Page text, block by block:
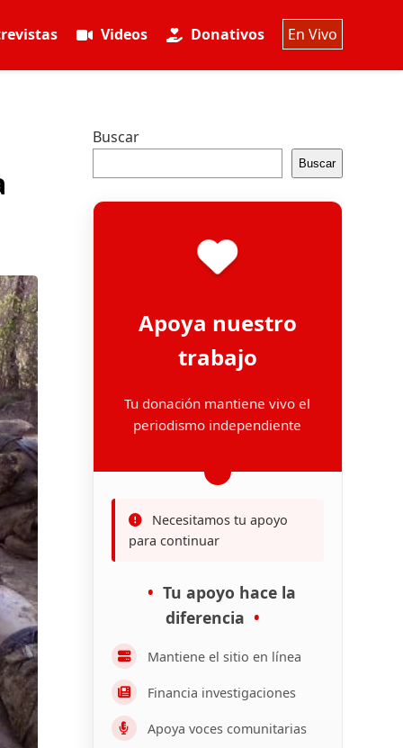
Videos Donativos En Vivo
Buscar
Buscar
Apoya nuestro
trabajo
Tu donación mantiene vivo el
periodismo independiente
Necesitamos tu apoyo
para continuar
Tu apoyo hace la
diferencia
Mantiene el sitio en línea
Financia investigaciones
Apoya voces comunitarias